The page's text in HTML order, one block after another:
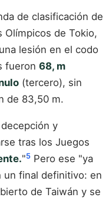
de clasificación de
Olímpicos de Tokio,
lesión en el codo
fueron 68, m
(tercero), sin
de 83,50 m.
y
tras los Juegos
"5 Pero ese "ya
final definitivo: en
de Taiwán y se